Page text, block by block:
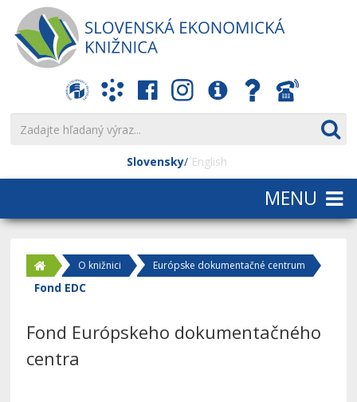
Slovensky English
O knižnici Európske dokumentačné centrum
Fond EDC
Fond Európskeho dokumentačného
centra